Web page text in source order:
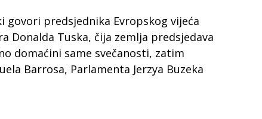
predsjednika Evropskog vijeća
Donalda Tuska, čija zemlja predsjedava
domaćini same svečanosti, zatim
Barrosa, Parlamenta Jerzya Buzeka